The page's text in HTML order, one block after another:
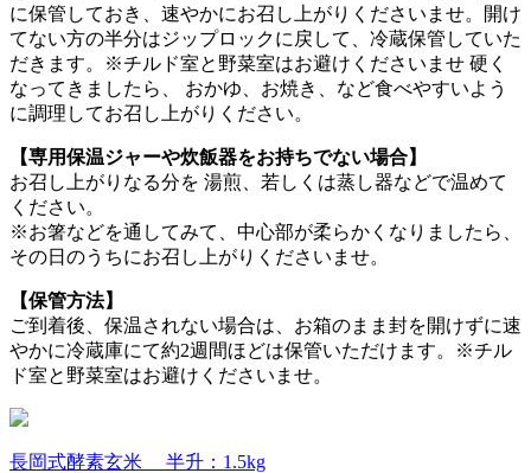
に保管しておき、速やかにお召し上がりくださいませ。開け
てない方の半分はジップロックに戻して、冷蔵保管していた
だきます。
※チルド室と野菜室はお避けくださいませ 硬く
なってきましたら、 おかゆ、お焼き、など食べやすいよう
に調理してお召し上がりください。
【専用保温ジャーや炊飯器をお持ちでない場合】
お召し上がりなる分を 湯煎、若しくは蒸し器などで温めて
ください。
※お箸などを通してみて、中心部が柔らかくなりましたら、
その日のうちにお召し上がりくださいませ。
【保管方法】
ご到着後、保温されない場合は、お箱のまま封を開けずに速
やかに冷蔵庫にて約2週間ほどは保管いただけます。
※チル
ド室と野菜室はお避けくださいませ。
長岡式酵素玄米 半升：1.5kg